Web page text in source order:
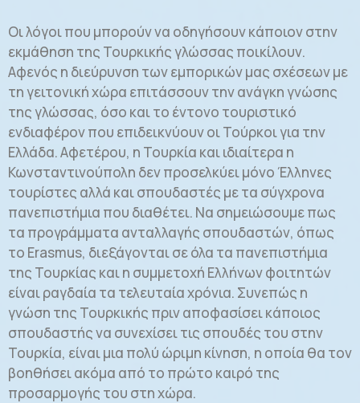
Οι λόγοι που μπορούν να οδηγήσουν κάποιον στην
εκμάθηση της Τουρκικής γλώσσας ποικίλουν.
Αφενός η διεύρυνση των εμπορικών μας σχέσεων με
τη γειτονική χώρα επιτάσσουν την ανάγκη γνώσης
της γλώσσας, όσο και το έντονο τουριστικό
ενδιαφέρον που επιδεικνύουν οι Τούρκοι για την
Ελλάδα. Αφετέρου, η Τουρκία και ιδιαίτερα η
Κωνσταντινούπολη δεν προσελκύει μόνο Έλληνες
τουρίστες αλλά και σπουδαστές με τα σύγχρονα
πανεπιστήμια που διαθέτει. Να σημειώσουμε πως
τα προγράμματα ανταλλαγής σπουδαστών, όπως
το Erasmus, διεξάγονται σε όλα τα πανεπιστήμια
της Τουρκίας και η συμμετοχή Ελλήνων φοιτητών
είναι ραγδαία τα τελευταία χρόνια. Συνεπώς η
γνώση της Τουρκικής πριν αποφασίσει κάποιος
σπουδαστής να συνεχίσει τις σπουδές του στην
Τουρκία, είναι μια πολύ ώριμη κίνηση, η οποία θα τον
βοηθήσει ακόμα από το πρώτο καιρό της
προσαρμογής του στη χώρα.